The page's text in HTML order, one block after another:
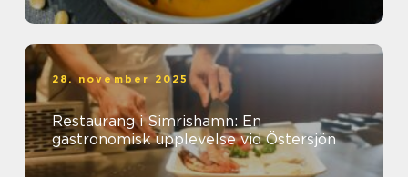
28. november 2025
Restaurang i Simrishamn: En
gastronomisk upplevelse vid Östersjön